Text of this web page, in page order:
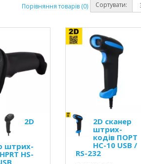
Порівняння товарів (0) Сортувати:
2D
штрих-
HS-
2D сканер
штрих-
кодів ПОРТ
HC-10 USB /
RS-232